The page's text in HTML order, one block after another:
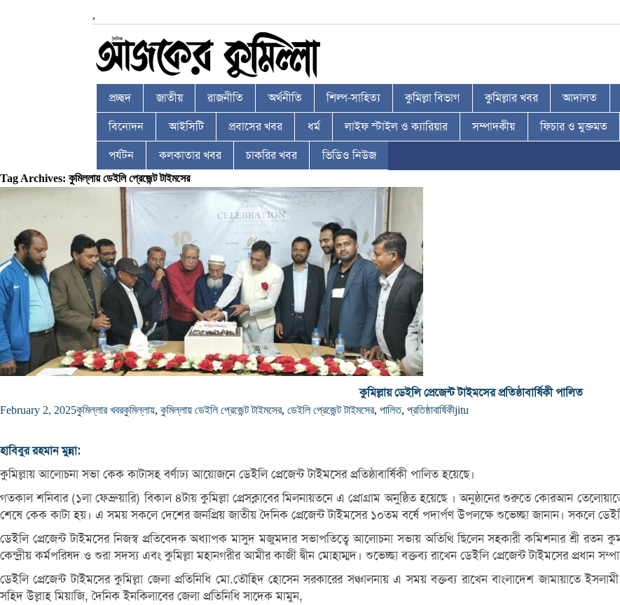
,
প্রচ্ছদ জাতীয় রাজনীতি অর্থনীতি শিল্প-সাহিত্য কুমিল্লা বিভাগ কুমিল্লার খবর আদালত
বিনোদন আইসিটি প্রবাসের খবর ধর্ম লাইফ স্টাইল ও ক্যারিয়ার সম্পাদকীয় ফিচার ও মুক্তমত
পর্যটন কলকাতার খবর চাকরির খবর ভিডিও নিউজ
Tag Archives: কুমিল্লায় ডেইলি প্রেজেন্ট টাইমসের
কুমিল্লায় ডেইলি প্রেজেন্ট টাইমসের প্রতিষ্ঠাবার্ষিকী পালিত
February 2, 2025কুমিল্লার খবরকুমিল্লায়, কুমিল্লায় ডেইলি প্রেজেন্ট টাইমসের, ডেইলি প্রেজেন্ট টাইমসের, পালিত, প্রতিষ্ঠাবার্ষিকীjitu
হাবিবুর রহমান মুন্না:
কুমিল্লায় আলোচনা সভা কেক কাটাসহ বর্ণাঢ্য আয়োজনে ডেইলি প্রেজেন্ট টাইমসের প্রতিষ্ঠাবার্ষিকী পালিত হয়েছে।
গতকাল শনিবার (১লা ফেব্রুয়ারি) বিকাল ৪টায় কুমিল্লা প্রেসক্লাবের মিলনায়তনে এ প্রোগ্রাম অনুষ্ঠিত হয়েছে । অনুষ্ঠানের শুরুতে কোরআন
শেষে কেক কাটা হয়। এ সময় সকলে দেশের জনপ্রিয় জাতীয় দৈনিক প্রেজেন্ট টাইমসের ১০তম বর্ষে পদার্পণ উপলক্ষে শুভেচ্ছা জানান। সকলে
ডেইলি প্রেজেন্ট টাইমসের নিজস্ব প্রতিবেদক অধ্যাপক মাসুদ মজুমদার সভাপতিত্বে আলোচনা সভায় অতিথি ছিলেন সহকারী কমিশনার শ্রী রতন
কেন্দ্রীয় কর্মপরিষদ ও শুরা সদস্য এবং কুমিল্লা মহানগরীর আমীর কাজী দ্বীন মোহাম্মদ। শুভেচ্ছা বক্তব্য রাখেন ডেইলি প্রেজেন্ট টাইমসের
ডেইলি প্রেজেন্ট টাইমসের কুমিল্লা জেলা প্রতিনিধি মো.তৌহিদ হোসেন সরকারের সঞ্চালনায় এ সময় বক্তব্য রাখেন বাংলাদেশ জামায়াতে
সহিদ উল্লাহ মিয়াজি, দৈনিক ইনকিলাবের জেলা প্রতিনিধি সাদেক মামুন,